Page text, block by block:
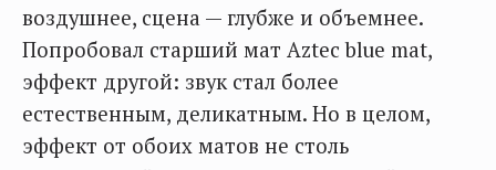
воздушнее, сцена — глубже и объемнее.
Попробовал старший мат Aztec blue mat,
эффект другой: звук стал более
естественным, деликатным. Но в целом,
эффект от обоих матов не столь